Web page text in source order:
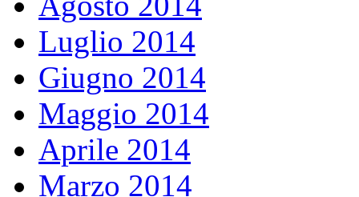
Luglio 2014
Giugno 2014
Maggio 2014
Aprile 2014
Marzo 2014